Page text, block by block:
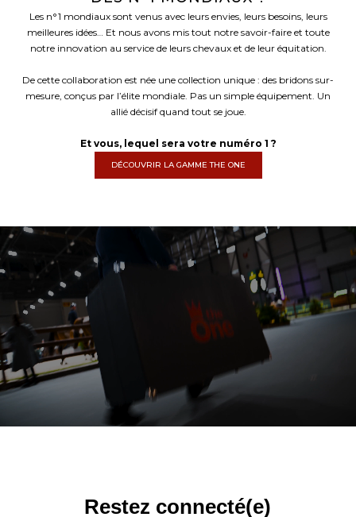
Les n°1 mondiaux sont venus avec leurs envies, leurs besoins, leurs
meilleures idées… Et nous avons mis tout notre savoir-faire et toute
notre innovation au service de leurs chevaux et de leur équitation.
De cette collaboration est née une collection unique : des bridons sur-
mesure, conçus par l’élite mondiale. Pas un simple équipement. Un
allié décisif quand tout se joue.
Et vous, lequel sera votre numéro 1 ?
DÉCOUVRIR LA GAMME THE ONE